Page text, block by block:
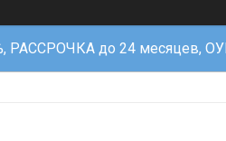
РАССРОЧКА до 24 месяцев,